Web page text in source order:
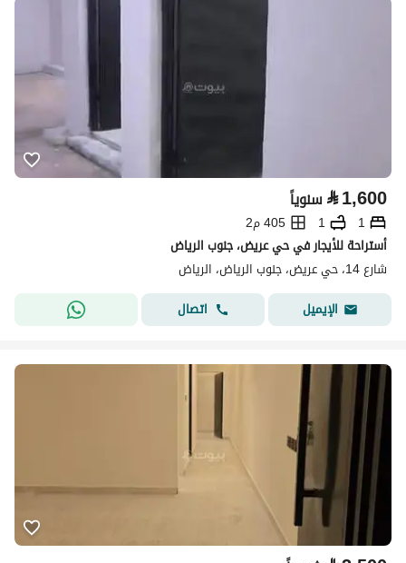
⃁1,600 سنوياً
1
1
405 م2
أستراحة للأيجار في حي عريض، جنوب الرياض
شارع 14، حي عريض، جنوب الرياض، الرياض
الإيميل
اتصال